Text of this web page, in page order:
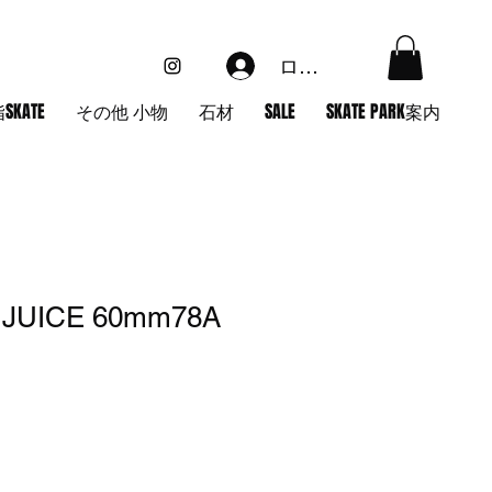
ログイン
その他 小物 石材 SALE SKATE PARK案内
60mm78A